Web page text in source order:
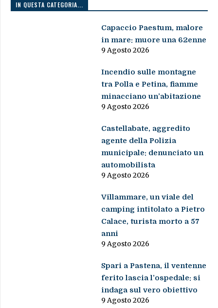
IN QUESTA CATEGORIA...
Capaccio Paestum, malore
in mare: muore una 62enne
9 Agosto 2026
Incendio sulle montagne
tra Polla e Petina, fiamme
minacciano un’abitazione
9 Agosto 2026
Castellabate, aggredito
agente della Polizia
municipale: denunciato un
automobilista
9 Agosto 2026
Villammare, un viale del
camping intitolato a Pietro
Calace, turista morto a 57
anni
9 Agosto 2026
Spari a Pastena, il ventenne
ferito lascia l’ospedale: si
indaga sul vero obiettivo
9 Agosto 2026